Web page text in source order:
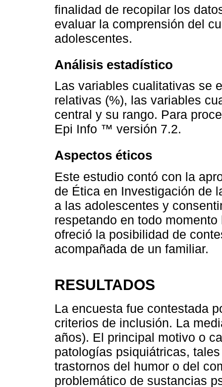
finalidad de recopilar los
evaluar la comprensión del
adolescentes.
Análisis estadístico
Las variables cualitativas se
relativas (%), las variables
central y su rango. Para
Epi Info ™ versión 7.2.
Aspectos éticos
Este estudio contó con la
de Ética en Investigación de
a las adolescentes y
respetando en todo
ofreció la posibilidad de
acompañada de un familiar.
RESULTADOS
La encuesta fue contestada
criterios de inclusión. La
años). El principal motivo o
patologías psiquiátricas,
trastornos del humor o del
problemático de sustancias